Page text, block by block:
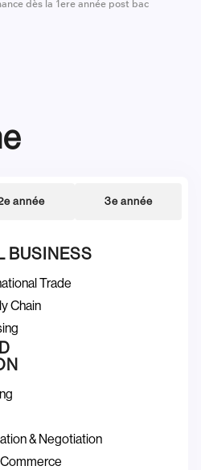
dès la 1ere année post bac
année 3e année
BUSINESS
Trade
Chain
& Negotiation